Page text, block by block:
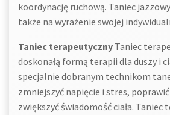
koordynację ruchową. Taniec
także na wyrażenie swojej
Taniec terapeutyczny Taniec
doskonałą formą terapii dla duszy i
specjalnie dobranym technikom
zmniejszyć napięcie i stres,
zwiększyć świadomość ciała. Taniec